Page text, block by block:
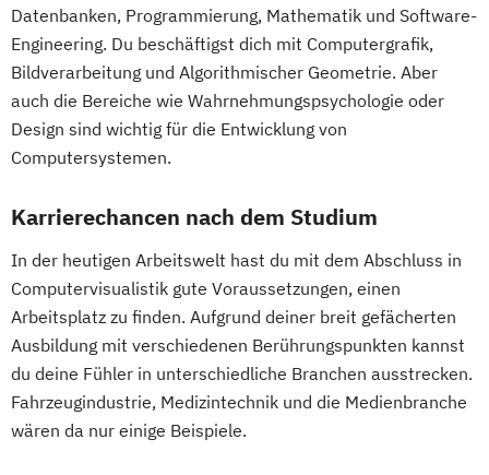
Datenbanken, Programmierung, Mathematik und Software-
Engineering. Du beschäftigst dich mit Computergrafik,
Bildverarbeitung und Algorithmischer Geometrie. Aber
auch die Bereiche wie Wahrnehmungspsychologie oder
Design sind wichtig für die Entwicklung von
Computersystemen.
Karrierechancen nach dem Studium
In der heutigen Arbeitswelt hast du mit dem Abschluss in
Computervisualistik gute Voraussetzungen, einen
Arbeitsplatz zu finden. Aufgrund deiner breit gefächerten
Ausbildung mit verschiedenen Berührungspunkten kannst
du deine Fühler in unterschiedliche Branchen ausstrecken.
Fahrzeugindustrie, Medizintechnik und die Medienbranche
wären da nur einige Beispiele.